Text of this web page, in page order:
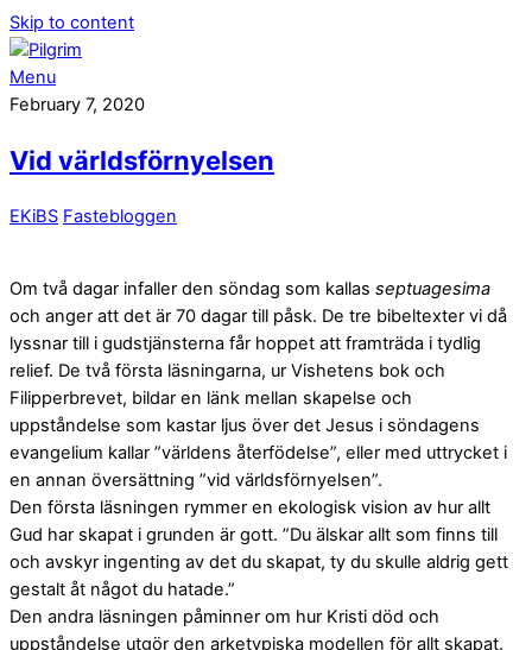
Skip to content
Menu
February 7, 2020
Vid världsförnyelsen
EKiBS Fastebloggen
Om två dagar infaller den söndag som kallas septuagesima
och anger att det är 70 dagar till påsk. De tre bibeltexter vi då
lyssnar till i gudstjänsterna får hoppet att framträda i tydlig
relief. De två första läsningarna, ur Vishetens bok och
Filipperbrevet, bildar en länk mellan skapelse och
uppståndelse som kastar ljus över det Jesus i söndagens
evangelium kallar ”världens återfödelse”, eller med uttrycket i
en annan översättning ”vid världsförnyelsen”.
Den första läsningen rymmer en ekologisk vision av hur allt
Gud har skapat i grunden är gott. ”Du älskar allt som finns till
och avskyr ingenting av det du skapat, ty du skulle aldrig gett
gestalt åt något du hatade.”
Den andra läsningen påminner om hur Kristi död och
uppståndelse utgör den arketypiska modellen för allt skapat.